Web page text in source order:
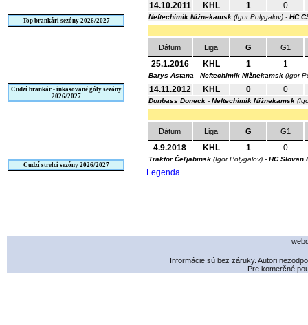
Top brankári sezóny 2026/2027
Cudzí brankár - inkasované góly sezóny
2026/2027
Cudzí strelci sezóny 2026/2027
14.10.2011 KHL 1 0
Neftechimik Nižnekamsk (Igor Polygalov) - HC
Dátum Liga G G1
25.1.2016 KHL 1 1
Barys Astana - Neftechimik Nižnekamsk (Igor
14.11.2012 KHL 0 0
Donbass Doneck - Neftechimik Nižnekamsk
Dátum Liga G G1
4.9.2018 KHL 1 0
Traktor Čeľjabinsk (Igor Polygalov) - HC Slovan
Legenda
Informácie sú bez záruky. Autori
Pre komerčné